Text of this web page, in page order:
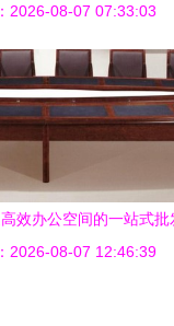
订针订书针钉子
2026-08-07 07:33:03
效办公空间的一站式批
专家
2026-08-07 12:46:39